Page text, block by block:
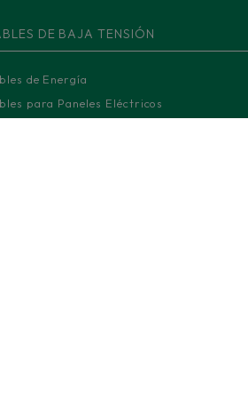
DE BAJA TENSIÓN
de Energía
para Paneles Eléctricos